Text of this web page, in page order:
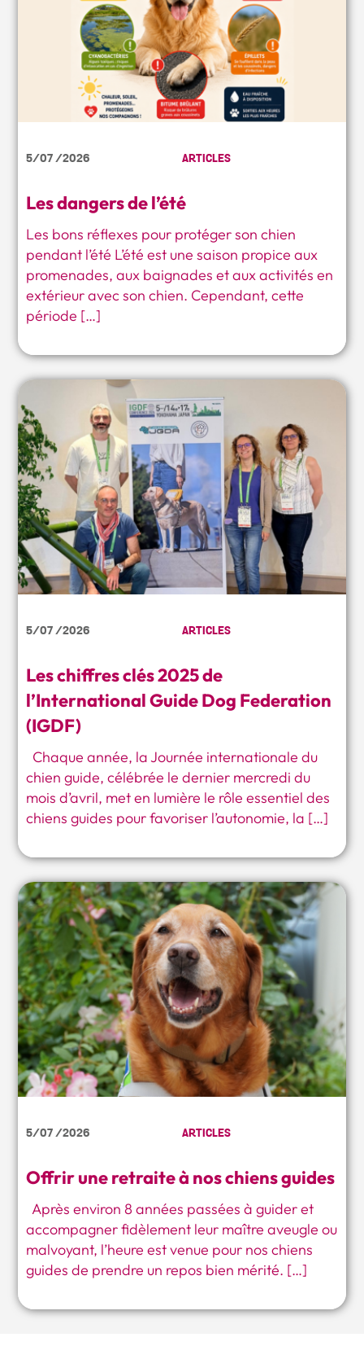
Les dangers de l’été
Les bons réflexes pour protéger son chien
pendant l’été L’été est une saison propice aux
promenades, aux baignades et aux activités en
extérieur avec son chien. Cependant, cette
période […]
5/07 /2026 ARTICLES
Les chiffres clés 2025 de
l’International Guide Dog Federation
(IGDF)
Chaque année, la Journée internationale du
chien guide, célébrée le dernier mercredi du
mois d’avril, met en lumière le rôle essentiel des
chiens guides pour favoriser l’autonomie, la […]
5/07 /2026 ARTICLES
Offrir une retraite à nos chiens guides
Après environ 8 années passées à guider et
accompagner fidèlement leur maître aveugle ou
malvoyant, l’heure est venue pour nos chiens
guides de prendre un repos bien mérité. […]
5/07 /2026 ARTICLES